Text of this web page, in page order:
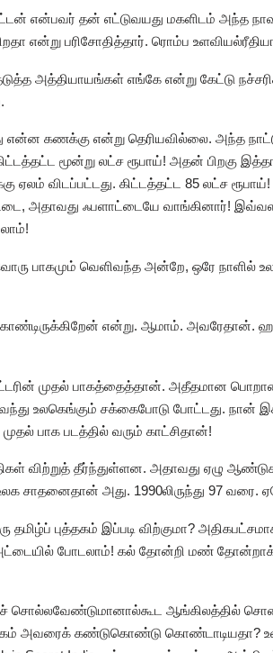
என்பவர் தன் எட்டுவயது மகளிடம் அந்த
என்று பரிசோதித்தார். ரொம்ப
அத்தியாயங்கள் எங்கே என்று கேட்டு
என்ன கணக்கு என்று தெரியவில்லை. அந்த
மூன்று லட்ச ரூபாய்! அதன் பிறகு
ஏலம் விடப்பட்டது. கிட்டத்தட்ட 85 லட்ச
அதாவது ஃபளாட்டையே வாங்கினார்!
பாகமும் வெளிவந்த அன்றே, ஒரே நாளில்
என்று. ஆமாம். அவரேதான்.
முதல் பாகத்தைத்தான். அதீதமான
உலகெங்கும் சக்கைபோடு போட்டது. நான்
பாக படத்தில் வரும் காட்சிதான்!
விற்றுத் தீர்ந்துள்ளன. அதாவது ஏழு
சாதனைதான் அது. 1990லிருந்து 97 வரை.
புத்தகம் இப்படி விற்குமா?
போடலாம்! கல் தோன்றி மண்
ஆங்கிலத்தில்
அவரைக் கண்டுகொண்டு கொண்டாடியதா?